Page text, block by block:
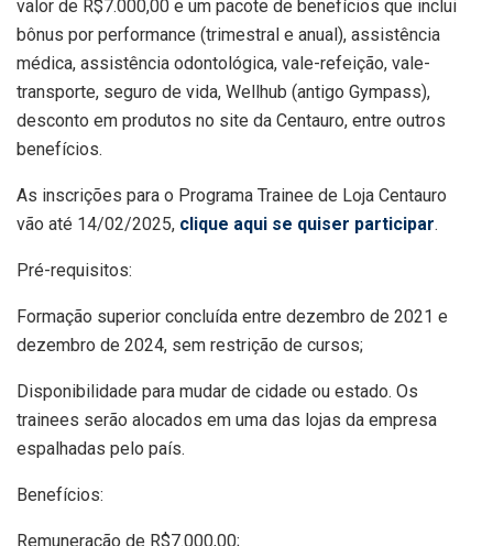
valor de R$7.000,00 e um pacote de benefícios que inclui
bônus por performance (trimestral e anual), assistência
médica, assistência odontológica, vale-refeição, vale-
transporte, seguro de vida, Wellhub (antigo Gympass),
desconto em produtos no site da Centauro, entre outros
benefícios.
As inscrições para o Programa Trainee de Loja Centauro
vão até 14/02/2025, clique aqui se quiser participar.
Pré-requisitos:
Formação superior concluída entre dezembro de 2021 e
dezembro de 2024, sem restrição de cursos;
Disponibilidade para mudar de cidade ou estado. Os
trainees serão alocados em uma das lojas da empresa
espalhadas pelo país.
Benefícios:
Remuneração de R$7.000,00;